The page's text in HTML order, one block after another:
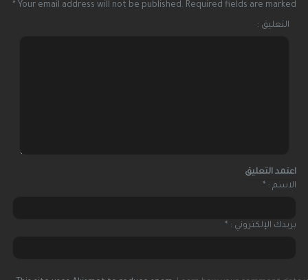
Your email address will not be published. Required fields are marked
*
التعليق :
الاسم : *
بريدك الإلكتروني : *